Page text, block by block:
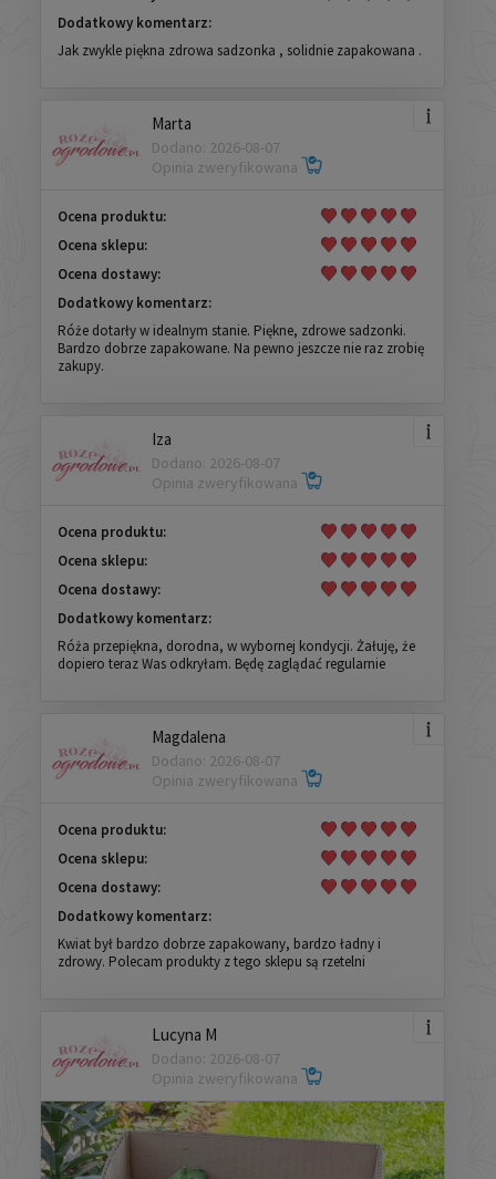
Dodatkowy komentarz:
Jak zwykle piękna zdrowa sadzonka , solidnie zapakowana .
Marta
Dodano: 2026-08-07
Opinia zweryfikowana
Ocena produktu:
Ocena sklepu:
Ocena dostawy:
Dodatkowy komentarz:
Róże dotarły w idealnym stanie. Piękne, zdrowe sadzonki.
Bardzo dobrze zapakowane. Na pewno jeszcze nie raz zrobię
zakupy.
Iza
Dodano: 2026-08-07
Opinia zweryfikowana
Ocena produktu:
Ocena sklepu:
Ocena dostawy:
Dodatkowy komentarz:
Róża przepiękna, dorodna, w wybornej kondycji. Żałuję, że
dopiero teraz Was odkryłam. Będę zaglądać regularnie
Magdalena
Dodano: 2026-08-07
Opinia zweryfikowana
Ocena produktu:
Ocena sklepu:
Ocena dostawy:
Dodatkowy komentarz:
Kwiat był bardzo dobrze zapakowany, bardzo ładny i
zdrowy. Polecam produkty z tego sklepu są rzetelni
Lucyna M
Dodano: 2026-08-07
Opinia zweryfikowana